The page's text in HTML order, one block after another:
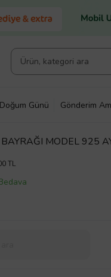
Doğum Günü Gönderim
MODEL 925
TL